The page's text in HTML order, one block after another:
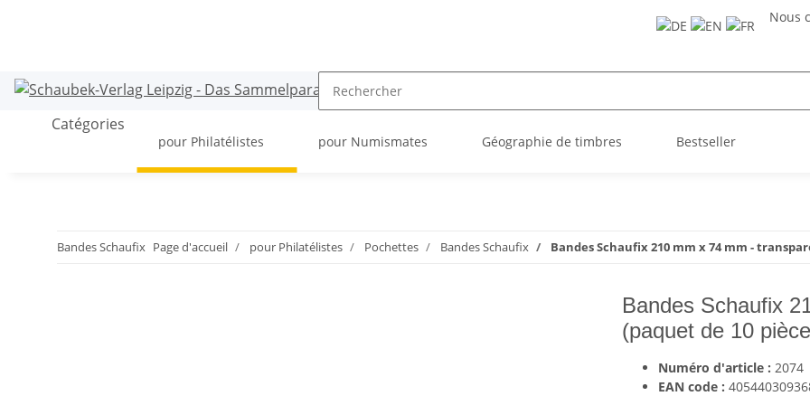
Nous
Catégories
pour Philatélistes pour Numismates Géographie de timbres Bestseller
Bandes Schaufix Page d'accueil pour Philatélistes Pochettes Bandes Schaufix Bandes Schaufix 210 mm x 74 mm -
Bandes Schaufix
(paquet de 10
Numéro d'article : 2074
EAN code :